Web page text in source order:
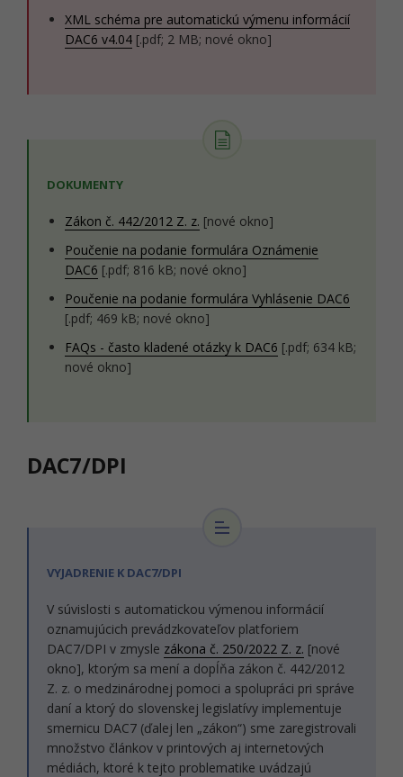
XML schéma pre automatickú výmenu informácií
DAC6 v4.04 [.pdf; 2 MB; nové okno]
DOKUMENTY
Zákon č. 442/2012 Z. z. [nové okno]
Poučenie na podanie formulára Oznámenie
DAC6 [.pdf; 816 kB; nové okno]
Poučenie na podanie formulára Vyhlásenie DAC6
[.pdf; 469 kB; nové okno]
FAQs - často kladené otázky k DAC6 [.pdf; 634 kB;
nové okno]
DAC7/DPI
VYJADRENIE K DAC7/DPI
V súvislosti s automatickou výmenou informácií
oznamujúcich prevádzkovateľov platforiem
DAC7/DPI v zmysle zákona č. 250/2022 Z. z. [nové
okno], ktorým sa mení a dopĺňa zákon č. 442/2012
Z. z. o medzinárodnej pomoci a spolupráci pri správe
daní a ktorý do slovenskej legislatívy implementuje
smernicu DAC7 (ďalej len „zákon“) sme zaregistrovali
množstvo článkov v printových aj internetových
médiách, ktoré k tejto problematike uvádzajú